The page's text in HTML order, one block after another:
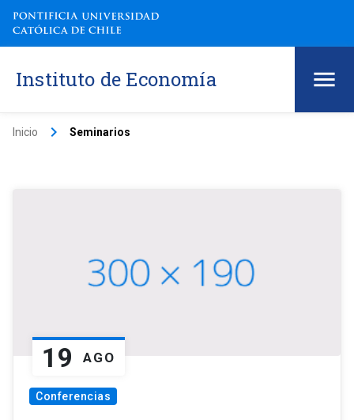
Instituto de Economía
Inicio keyboard_arrow_right Seminarios
19 AGO
Conferencias